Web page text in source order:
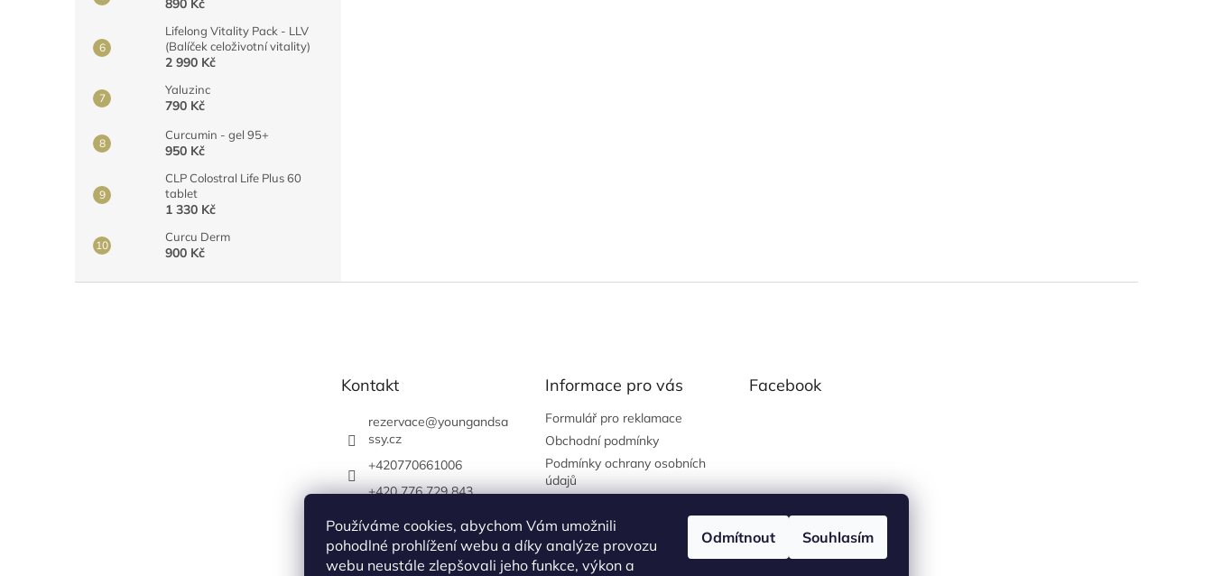
Používáme cookies, abychom Vám umožnili
pohodlné prohlížení webu a díky analýze provozu
webu neustále zlepšovali jeho funkce, výkon a
Odmítnout Souhlasím
890 Kč
Lifelong Vitality Pack - LLV
(Balíček celoživotní vitality)
2 990 Kč
Yaluzinc
790 Kč
Curcumin - gel 95+
950 Kč
CLP Colostral Life Plus 60
tablet
1 330 Kč
Curcu Derm
900 Kč
Kontakt
rezervace@youngandsa
ssy.cz
+420770661006
+420 776 729 843
/youngandsassysalon
https://www.instagram.
com/youngandsassysal
Informace pro vás
Formulář pro reklamace
Obchodní podmínky
Podmínky ochrany osobních
údajů
Facebook